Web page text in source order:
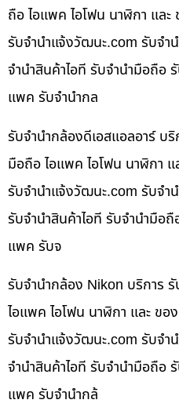
ถือ ไอแพค ไอโฟน นาฬิกา แล
รับจํานําแจ้งวัฒนะ.com รับจำ
จำนำสินค้าไอที รับจำนำมือถือ
แพค รับจำนำกล
รับจำนำกล้องดีเอสแอลอาร์ บ
มือถือ ไอแพค ไอโฟน นาฬิกา
รับจํานําแจ้งวัฒนะ.com รับจำ
รับจำนำสินค้าไอที รับจำนำมือ
แพค รับจ
รับจำนำกล้อง Nikon บริการ
ไอแพค ไอโฟน นาฬิกา และ ขอ
รับจํานําแจ้งวัฒนะ.com รับจำ
จำนำสินค้าไอที รับจำนำมือถือ
แพค รับจำนำกล้